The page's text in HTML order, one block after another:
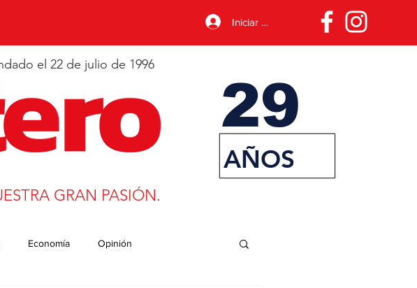
Iniciar sesión
el 22 de julio de 1996
29
AÑOS
GRAN PASIÓN.
Economía Opinión